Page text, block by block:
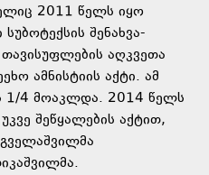
2011 წელს იყო
შენახვა-
აღკვეთა
ამნისტიის აქტი. ამ
1/4 მოაკლდა. 2014 წელს
შეწყალების აქტით,